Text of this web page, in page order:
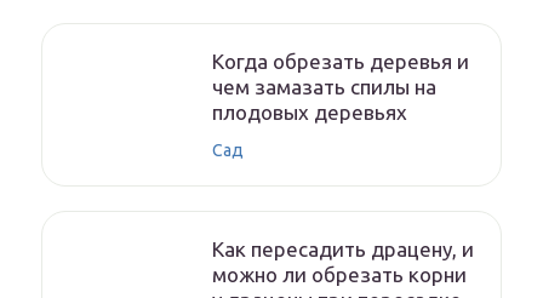
Когда обрезать деревья и
чем замазать спилы на
плодовых деревьях
Сад
Как пересадить драцену, и
можно ли обрезать корни